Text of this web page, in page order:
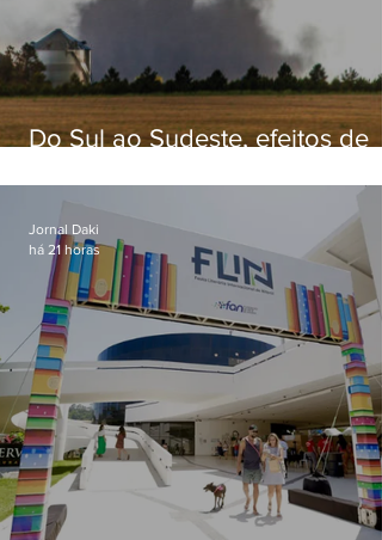
Do Sul ao Sudeste, efeitos de
apreensão na população
Jornal Daki
há 21 horas